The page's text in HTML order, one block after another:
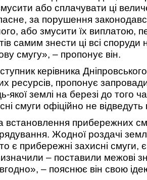
або сплачувати ці
за порушення
або змусити їх виплатою,
самим знести ці всі споруди
смугу», – пропонує він.
керівника
ресурсів, пропонує
якої землі на березі до того
смуги офіційно не відведуть
встановлення прибережних
Жодної роздачі
є прибережні захисні смуги,
– поставили межові
– пояснює він свою